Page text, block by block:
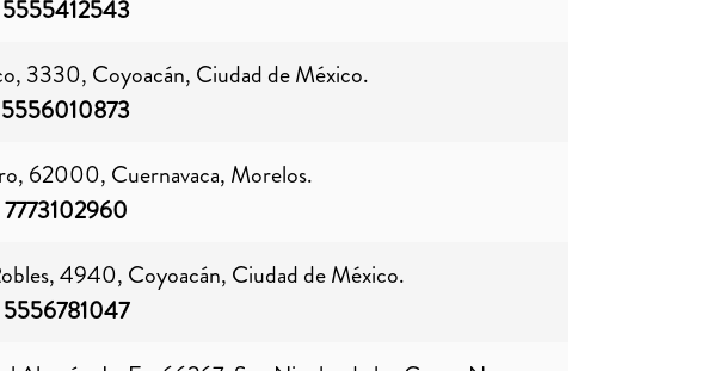
5555412543
3330, Coyoacán, Ciudad de México.
5556010873
62000, Cuernavaca, Morelos.
7773102960
4940, Coyoacán, Ciudad de México.
5556781047